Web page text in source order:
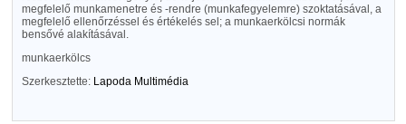
megfelelő munkamenetre és -rendre (munkafegyelemre) szoktatásával, a
megfelelő ellenőrzéssel és értékelés sel; a munkaerkölcsi normák
bensővé alakításával.
munkaerkölcs
Szerkesztette: Lapoda Multimédia